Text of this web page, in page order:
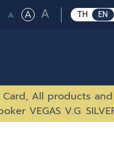
TH EN
A Small
ARegular
ALarge
font
, All products
VEGAS V.G.